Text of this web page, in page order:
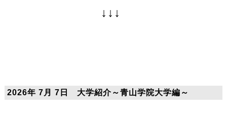
↓↓↓
2026年 7月 7日 大学紹介～青山学院大学編～